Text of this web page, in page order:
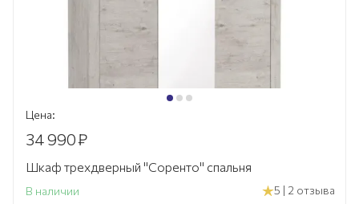
Цена:
34 990₽
Шкаф трехдверный "Соренто" спальня
В наличии 5 | 2 отзыва